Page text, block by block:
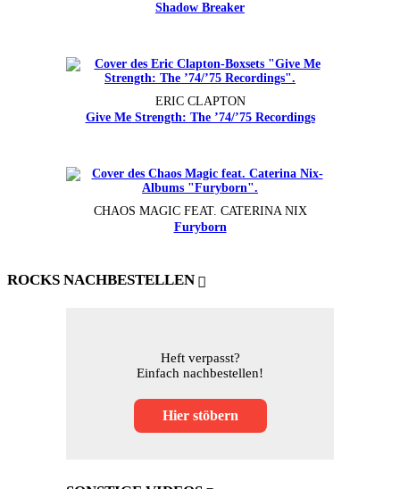
Shadow Breaker
ERIC CLAPTON
Give Me Strength: The ’74/’75 Recordings
CHAOS MAGIC FEAT. CATERINA NIX
Furyborn
ROCKS NACHBESTELLEN
Heft verpasst?
Einfach nachbestellen!
Hier stöbern